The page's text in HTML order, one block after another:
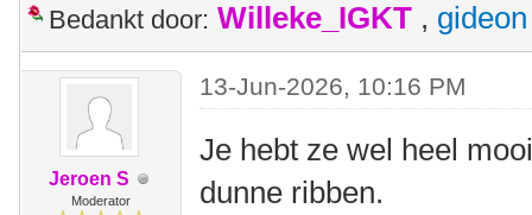
Bedankt door: Willeke_IGKT , gideon
Jeroen S
Moderator
13-Jun-2026, 10:16 PM
Je hebt ze wel heel
dunne ribben.